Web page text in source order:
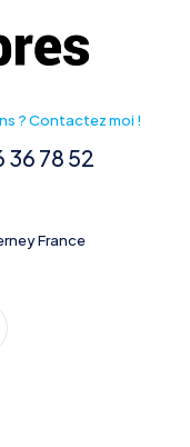
? Contactez moi !
36 78 52
France